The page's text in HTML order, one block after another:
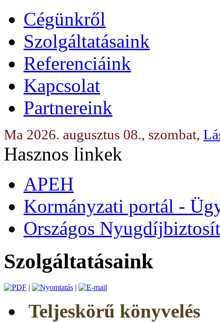
Cégünkről
Szolgáltatásaink
Referenciáink
Kapcsolat
Partnereink
Ma 2026. augusztus 08., szombat,
Hasznos linkek
APEH
Kormányzati portál -
Országos
Szolgáltatásaink
| |
Teljeskörű